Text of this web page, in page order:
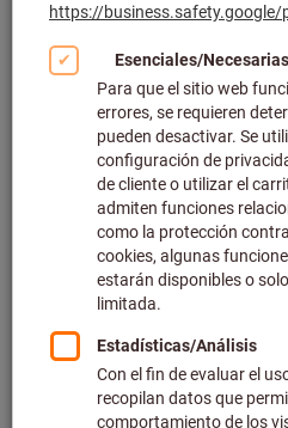
Haga clic para ampliar la imagen